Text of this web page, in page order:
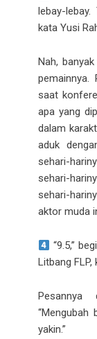
lebay-
kata Yusi
Nah,
pemainnya.
saat
apa yang
dalam
aduk
sehari-
sehari-
sehari-
aktor muda
“9.5,”
Litbang
Pesannya
“Mengubah
yakin.”